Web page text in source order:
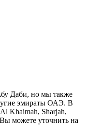
Даби, но мы также
эмираты ОАЭ. В
Khaimah, Sharjah,
можете уточнить на